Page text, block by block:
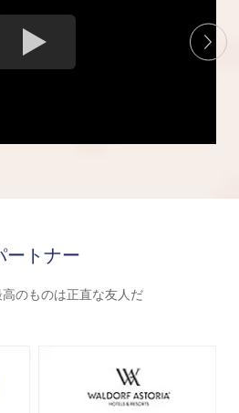
ートナー
のものは正直な友人だ